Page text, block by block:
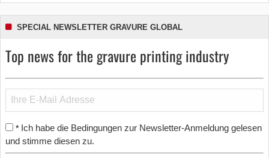
SPECIAL NEWSLETTER GRAVURE GLOBAL
Top news for the gravure printing industry
* Ich habe die Bedingungen zur Newsletter-Anmeldung gelesen
und stimme diesen zu.